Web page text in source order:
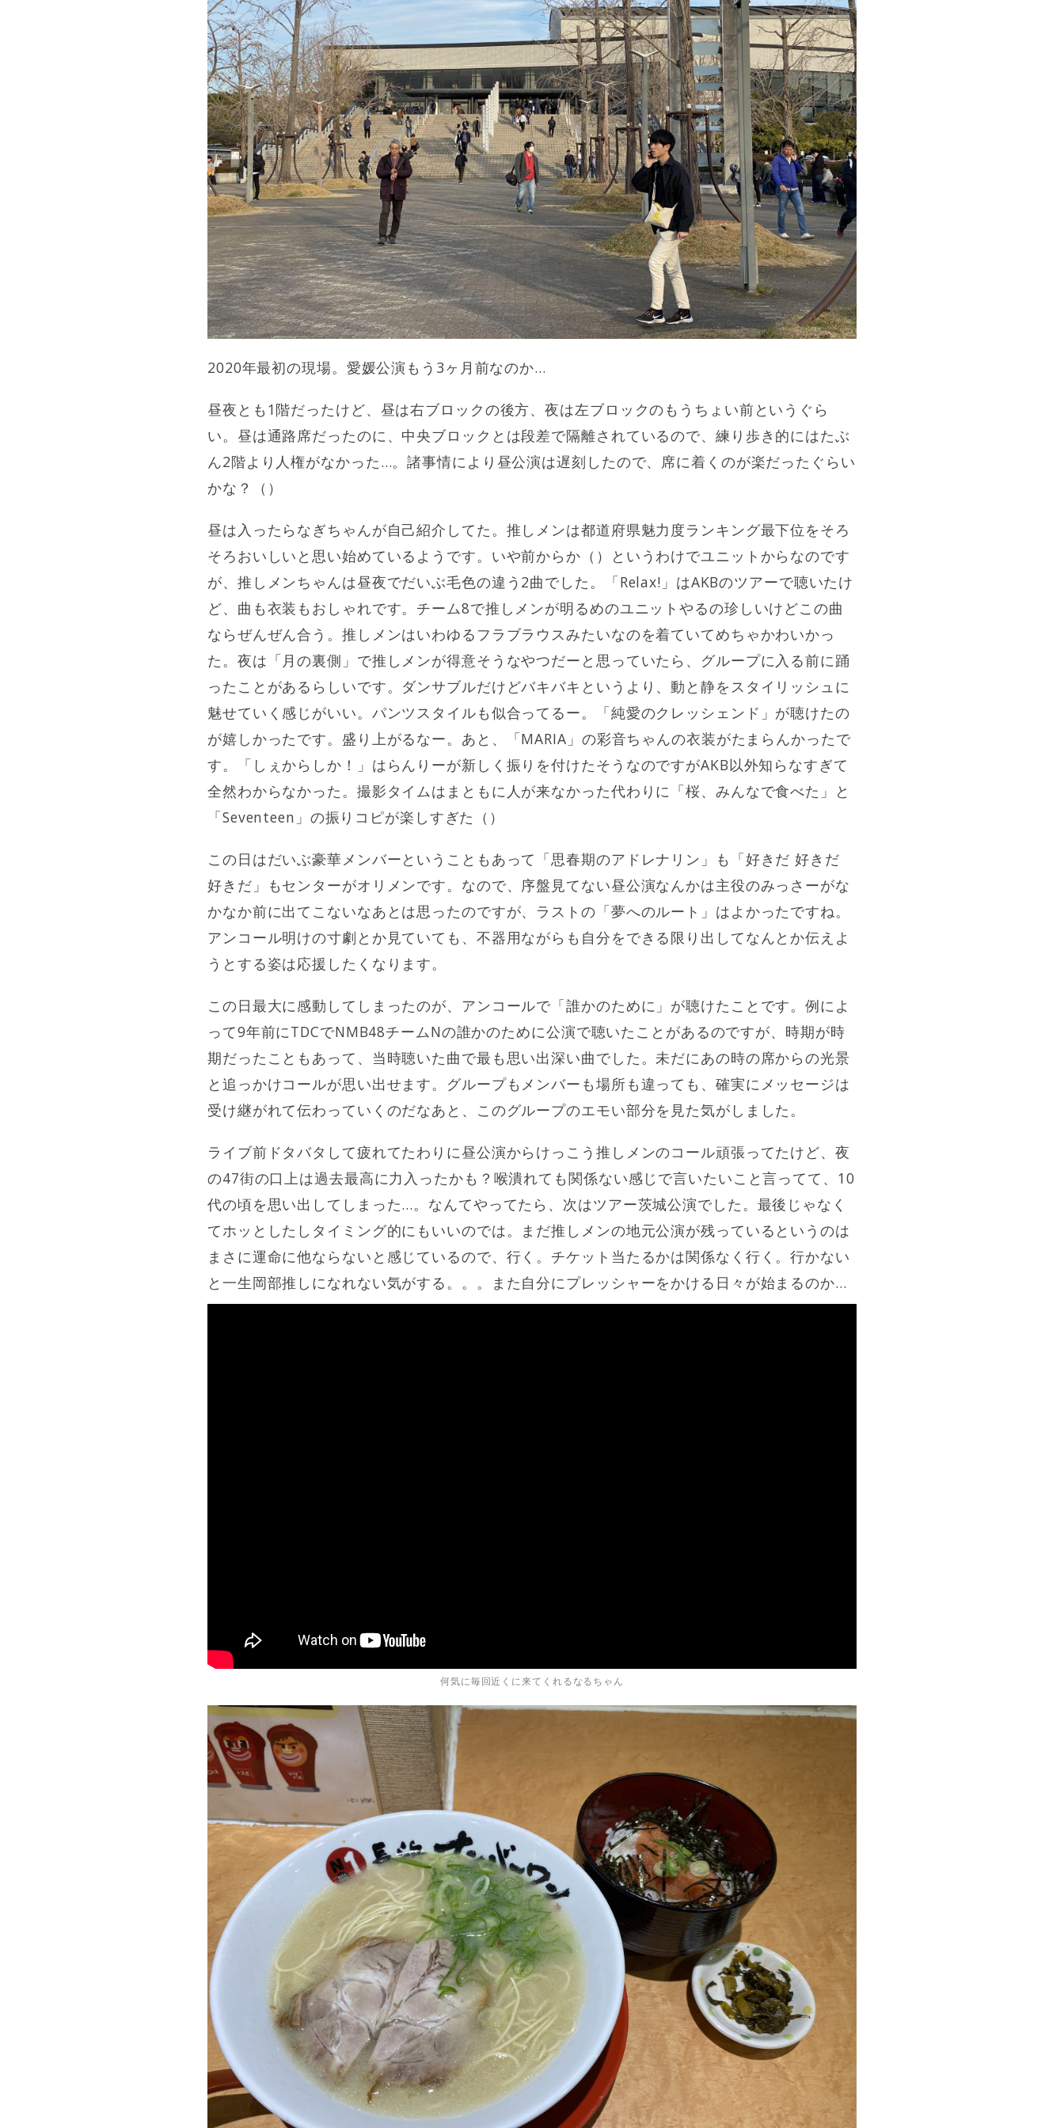
2020年最初の現場。愛媛公演もう3ヶ月前なのか…
昼夜とも1階だったけど、昼は右ブロックの後方、夜は左ブロックのもうちょい前というぐら
い。昼は通路席だったのに、中央ブロックとは段差で隔離されているので、練り歩き的にはたぶ
ん2階より人権がなかった…。諸事情により昼公演は遅刻したので、席に着くのが楽だったぐらい
かな？（）
昼は入ったらなぎちゃんが自己紹介してた。推しメンは都道府県魅力度ランキング最下位をそろ
そろおいしいと思い始めているようです。いや前からか（）というわけでユニットからなのです
が、推しメンちゃんは昼夜でだいぶ毛色の違う2曲でした。「Relax!」はAKBのツアーで聴いたけ
ど、曲も衣装もおしゃれです。チーム8で推しメンが明るめのユニットやるの珍しいけどこの曲
ならぜんぜん合う。推しメンはいわゆるフラブラウスみたいなのを着ていてめちゃかわいかっ
た。夜は「月の裏側」で推しメンが得意そうなやつだーと思っていたら、グループに入る前に踊
ったことがあるらしいです。ダンサブルだけどバキバキというより、動と静をスタイリッシュに
魅せていく感じがいい。パンツスタイルも似合ってるー。「純愛のクレッシェンド」が聴けたの
が嬉しかったです。盛り上がるなー。あと、「MARIA」の彩音ちゃんの衣装がたまらんかったで
す。「しぇからしか！」はらんりーが新しく振りを付けたそうなのですがAKB以外知らなすぎて
全然わからなかった。撮影タイムはまともに人が来なかった代わりに「桜、みんなで食べた」と
「Seventeen」の振りコピが楽しすぎた（）
この日はだいぶ豪華メンバーということもあって「思春期のアドレナリン」も「好きだ 好きだ
好きだ」もセンターがオリメンです。なので、序盤見てない昼公演なんかは主役のみっさーがな
かなか前に出てこないなあとは思ったのですが、ラストの「夢へのルート」はよかったですね。
アンコール明けの寸劇とか見ていても、不器用ながらも自分をできる限り出してなんとか伝えよ
うとする姿は応援したくなります。
この日最大に感動してしまったのが、アンコールで「誰かのために」が聴けたことです。例によ
って9年前にTDCでNMB48チームNの誰かのために公演で聴いたことがあるのですが、時期が時
期だったこともあって、当時聴いた曲で最も思い出深い曲でした。未だにあの時の席からの光景
と追っかけコールが思い出せます。グループもメンバーも場所も違っても、確実にメッセージは
受け継がれて伝わっていくのだなあと、このグループのエモい部分を見た気がしました。
ライブ前ドタバタして疲れてたわりに昼公演からけっこう推しメンのコール頑張ってたけど、夜
の47街の口上は過去最高に力入ったかも？喉潰れても関係ない感じで言いたいこと言ってて、10
代の頃を思い出してしまった…。なんてやってたら、次はツアー茨城公演でした。最後じゃなく
てホッとしたしタイミング的にもいいのでは。まだ推しメンの地元公演が残っているというのは
まさに運命に他ならないと感じているので、行く。チケット当たるかは関係なく行く。行かない
と一生岡部推しになれない気がする。。。また自分にプレッシャーをかける日々が始まるのか…
何気に毎回近くに来てくれるなるちゃん